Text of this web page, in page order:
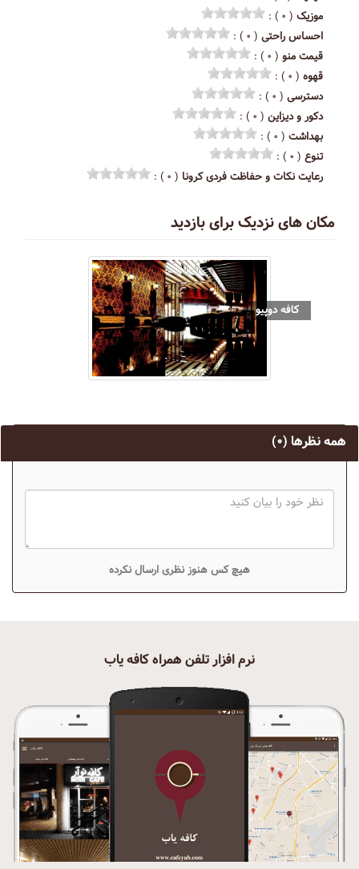
موزیک ( ۰ ) :
احساس راحتی ( ۰ ) :
قیمت منو ( ۰ ) :
قهوه ( ۰ ) :
دسترسی ( ۰ ) :
دکور و دیزاین ( ۰ ) :
بهداشت ( ۰ ) :
تنوع ( ۰ ) :
رعایت نکات و حفاظت فردی کرونا ( ۰ ) :
مکان های نزدیک برای بازدید
کافه دوپیو
همه نظرها (۰)
هیچ کس هنوز نظری ارسال نکرده
نرم افزار تلفن همراه کافه یاب